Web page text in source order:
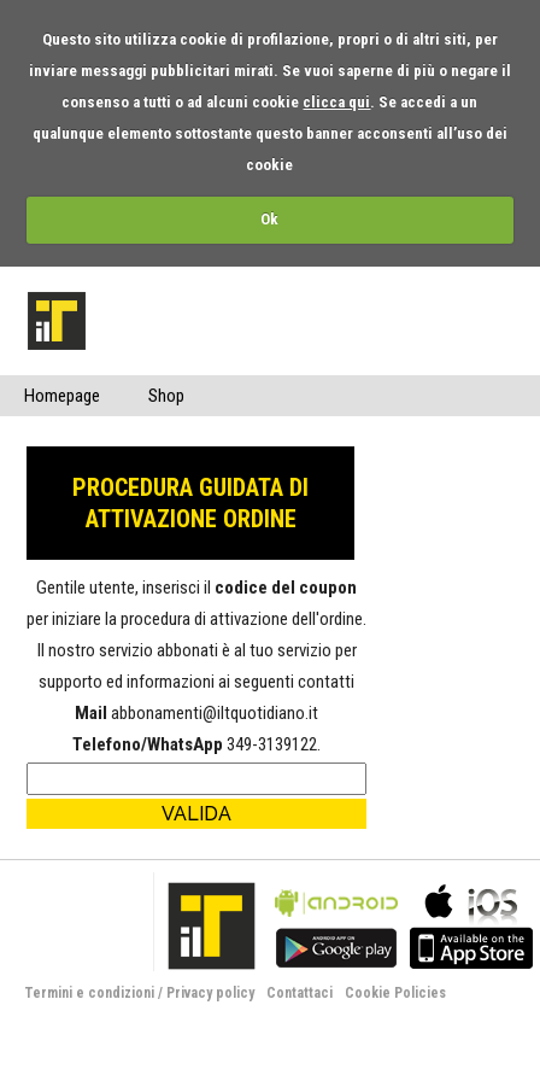
Questo sito utilizza cookie di profilazione, propri o di altri siti, per
inviare messaggi pubblicitari mirati. Se vuoi saperne di più o negare il
consenso a tutti o ad alcuni cookie clicca qui. Se accedi a un
qualunque elemento sottostante questo banner acconsenti all’uso dei
cookie
Ok
Homepage Shop
PROCEDURA GUIDATA DI
ATTIVAZIONE ORDINE
Gentile utente, inserisci il codice del coupon
per iniziare la procedura di attivazione dell'ordine.
Il nostro servizio abbonati è al tuo servizio per
supporto ed informazioni ai seguenti contatti
Mail abbonamenti@iltquotidiano.it
Telefono/WhatsApp 349-3139122.
Termini e condizioni / Privacy policy Contattaci Cookie Policies